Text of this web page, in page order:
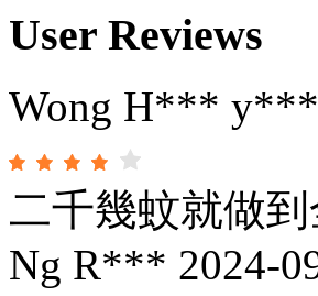
User Reviews
Wong H*** y***
二千幾蚊就做
Ng R*** 2024-